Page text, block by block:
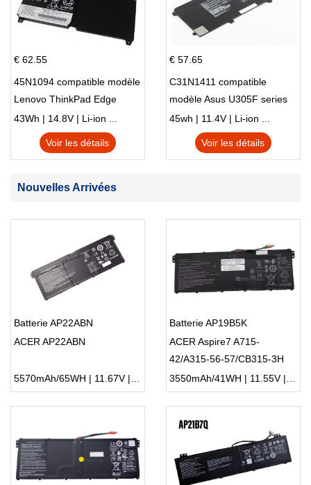
€ 62.55
45N1094 compatible modèle
Lenovo ThinkPad Edge
S230u Twist
43Wh | 14.8V | Li-ion ...
Voir les détails
€ 57.65
C31N1411 compatible
modèle Asus U305F series
45wh | 11.4V | Li-ion ...
Voir les détails
Nouvelles Arrivées
Batterie AP22ABN
ACER AP22ABN
5570mAh/65WH | 11.67V | Li-ion ...
Batterie AP19B5K
ACER Aspire7 A715-
42/A315-56-57/CB315-3H
3550mAh/41WH | 11.55V | Li-ion ...